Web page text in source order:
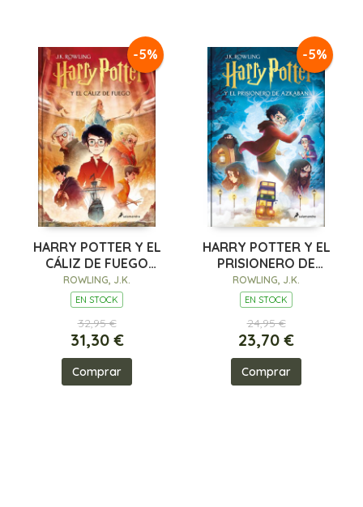
-5%
HARRY POTTER Y EL
CÁLIZ DE FUEGO
(HARRY POTTER
[EDICIÓN CON
ILUSTRACIONES DE
XAV
ROWLING, J.K.
EN STOCK
32,95 €
31,30 €
Comprar
-5%
HARRY POTTER Y EL
PRISIONERO DE
AZKABAN
ROWLING, J.K.
EN STOCK
24,95 €
23,70 €
Comprar